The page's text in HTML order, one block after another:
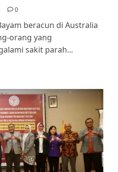
0
beracun di Australia
orang yang
sakit parah...